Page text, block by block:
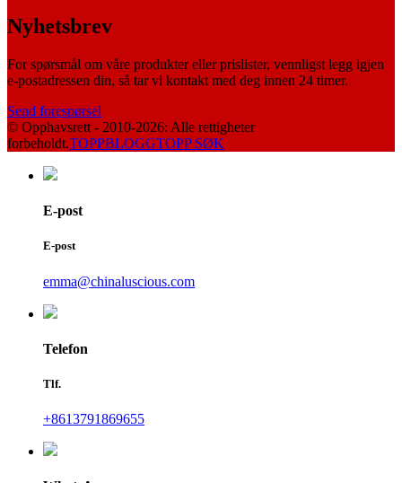
Nyhetsbrev
For spørsmål om våre produkter eller prislister, vennligst legg igjen
e-postadressen din, så tar vi kontakt med deg innen 24 timer.
Send forespørsel
© Opphavsrett - 2010-2026: Alle rettigheter
forbeholdt.TOPPBLOGGTOPP SØK
E-post
E-post
emma@chinaluscious.com
Telefon
Tlf.
+8613791869655